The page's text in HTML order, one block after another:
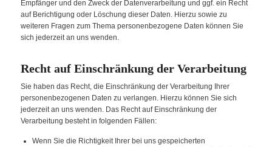
Empfänger und den Zweck der Datenverarbeitung und ggf. ein Recht
auf Berichtigung oder Löschung dieser Daten. Hierzu sowie zu
weiteren Fragen zum Thema personenbezogene Daten können Sie
sich jederzeit an uns wenden.
Recht auf Einschränkung der Verarbeitung
Sie haben das Recht, die Einschränkung der Verarbeitung Ihrer
personenbezogenen Daten zu verlangen. Hierzu können Sie sich
jederzeit an uns wenden. Das Recht auf Einschränkung der
Verarbeitung besteht in folgenden Fällen:
Wenn Sie die Richtigkeit Ihrer bei uns gespeicherten